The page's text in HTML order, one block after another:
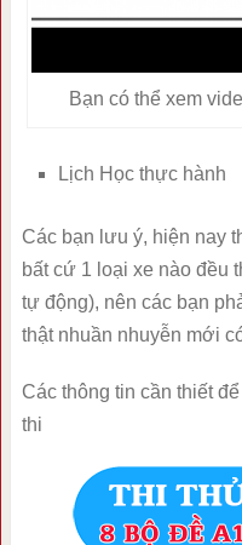
Bạn có thể xem
Lịch Học thực hành
Các bạn lưu ý, hiện nay
bất cứ 1 loại xe nào đều
tự động), nên các bạn
thật nhuần nhuyễn mới
Các thông tin cần thiết
thi